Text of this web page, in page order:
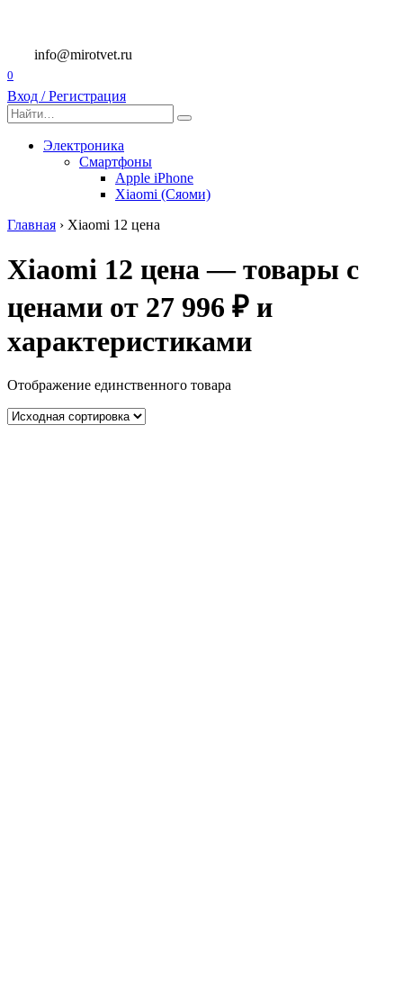
содержанию
info@mirotvet.ru
0
Вход / Регистрация
Search
for:
Электроника
Смартфоны
Apple iPhone
Xiaomi (Сяоми)
Главная › Xiaomi 12 цена
Xiaomi 12 цена — товары с
ценами от 27 996 ₽ и
характеристиками
Отображение единственного товара